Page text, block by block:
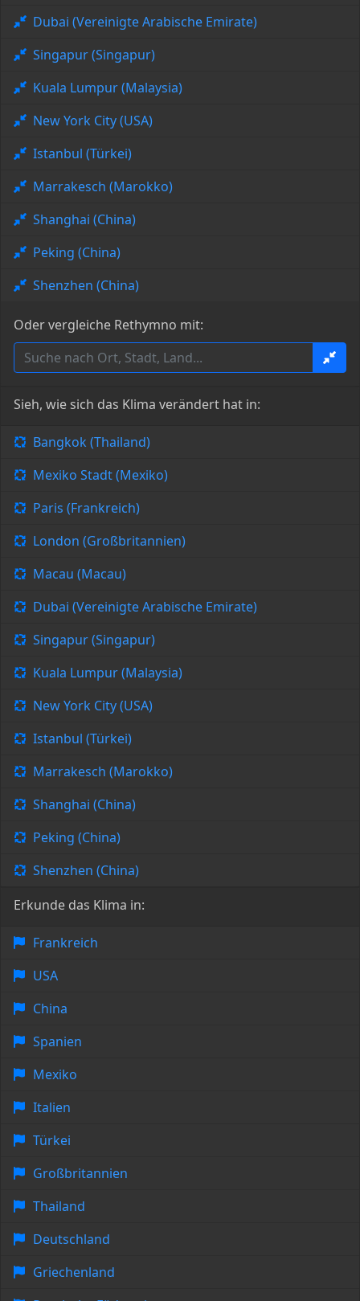
Dubai (Vereinigte Arabische Emirate)
Singapur (Singapur)
Kuala Lumpur (Malaysia)
New York City (USA)
Istanbul (Türkei)
Marrakesch (Marokko)
Shanghai (China)
Peking (China)
Shenzhen (China)
Oder vergleiche Rethymno mit:
Sieh, wie sich das Klima verändert hat in:
Bangkok (Thailand)
Mexiko Stadt (Mexiko)
Paris (Frankreich)
London (Großbritannien)
Macau (Macau)
Dubai (Vereinigte Arabische Emirate)
Singapur (Singapur)
Kuala Lumpur (Malaysia)
New York City (USA)
Istanbul (Türkei)
Marrakesch (Marokko)
Shanghai (China)
Peking (China)
Shenzhen (China)
Erkunde das Klima in:
Frankreich
USA
China
Spanien
Mexiko
Italien
Türkei
Großbritannien
Thailand
Deutschland
Griechenland